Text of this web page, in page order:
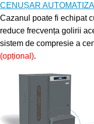
CENUȘAR
Cazanul poate fi echipat
reduce frecvența golirii
sistem de compresie a
(opțional ).